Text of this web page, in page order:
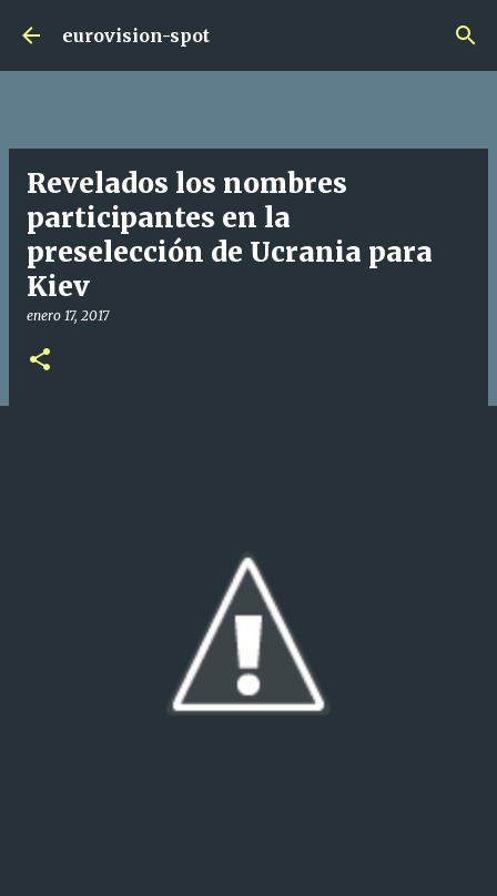
Ir al contenido principal
eurovision-spot
Revelados los nombres
participantes en la
preselección de Ucrania para
Kiev
enero 17, 2017